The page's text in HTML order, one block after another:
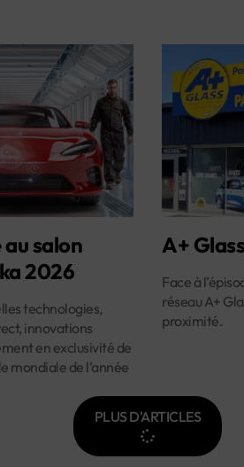
salon
2026
technologies,
innovations
en exclusivité de
mondiale de l’année
A+
Face à
réseau A+
proximité.
PLUS D'ARTICLES